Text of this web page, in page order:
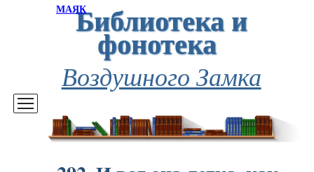
МАЯКБиблиотека и
фонотека
Воздушного Замка